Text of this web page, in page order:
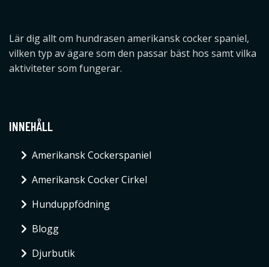
Lär dig allt om hundrasen amerikansk cocker spaniel,
vilken typ av ägare som den passar bäst hos samt vilka
aktiviteter som fungerar.
INNEHÅLL
Amerikansk Cockerspaniel
Amerikansk Cocker Cirkel
Hunduppfödning
Blogg
Djurbutik